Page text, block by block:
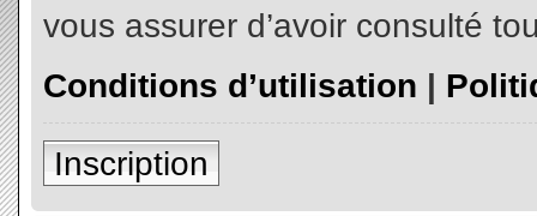
vous assurer d’avoir consulté
Conditions d’utilisation |
Inscription